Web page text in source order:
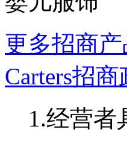
更多招商产
Carters招
1.经营者